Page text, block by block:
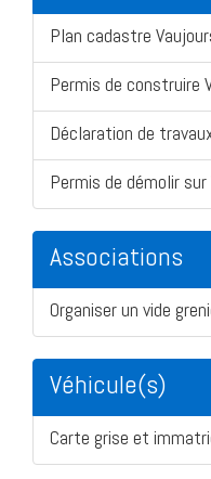
Plan cadastre
Permis de construire
Déclaration de
Permis de démolir sur
Associations
Organiser un vide
Véhicule(s)
Carte grise et